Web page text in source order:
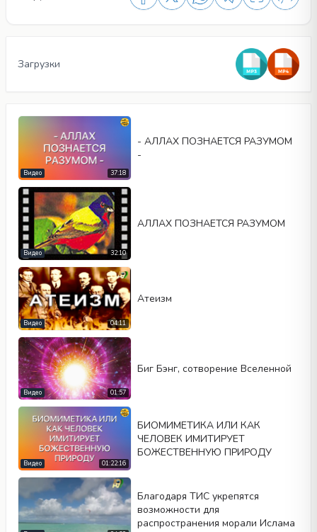
Тип видео
Автовоспроизведение
Kontrolleri göster
Повтор
Ширина
Загрузки
37:18
Видео
- АЛЛАХ ПОЗНАЕТСЯ РАЗУМОМ
-
32:10
Видео
АЛЛАХ ПОЗНАЕТСЯ РАЗУМОМ
04:11
Видео
Aтеизм
01:57
Видео
Биг Бэнг, сотворение Вселенной
01:22:16
Видео
БИОМИМЕТИКА ИЛИ КАК
ЧЕЛОВЕК ИМИТИРУЕТ
БОЖЕСТВЕННУЮ ПРИРОДУ
Благодаря ТИС укрепятся
возможности для
распространения морали Ислама